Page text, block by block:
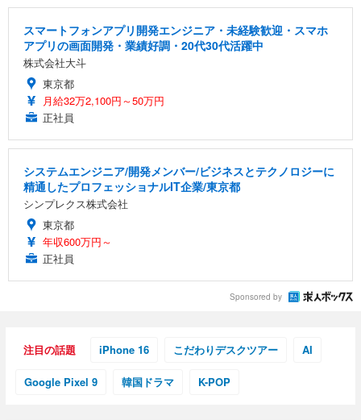
スマートフォンアプリ開発エンジニア・未経験歓迎・スマホ
アプリの画面開発・業績好調・20代30代活躍中
株式会社大斗
東京都
月給32万2,100円～50万円
正社員
システムエンジニア/開発メンバー/ビジネスとテクノロジーに
精通したプロフェッショナルIT企業/東京都
シンプレクス株式会社
東京都
年収600万円～
正社員
Sponsored by
注目の話題 iPhone 16 こだわりデスクツアー AI
Google Pixel 9 韓国ドラマ K-POP